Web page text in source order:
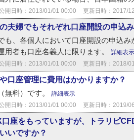
開日時：2013/01/01 00:00 更新日時：2017/
夫婦でもそれぞれ口座開設の申込
も、各個人において口座開設の申込
用者も口座名義人に限ります。
詳細表示
開日時：2013/01/01 00:00 更新日時：2018/
口座管理に費用はかかりますか？
無料）です。
詳細表示
開日時：2013/01/01 00:00 更新日時：2019/
座をもっていますが、トラリピ
いですか？